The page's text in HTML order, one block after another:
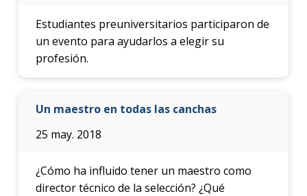
Estudiantes preuniversitarios participaron de
un evento para ayudarlos a elegir su
profesión.
Un maestro en todas las canchas
25 may. 2018
¿Cómo ha influido tener un maestro como
director técnico de la selección? ¿Qué